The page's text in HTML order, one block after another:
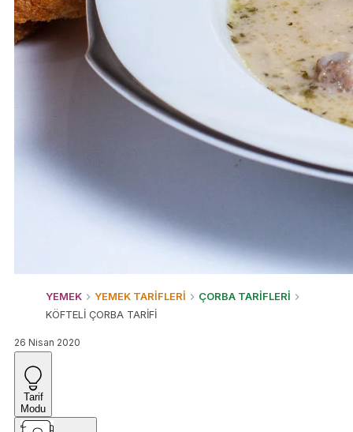
YEMEK YEMEK TARİFLERİ
ÇORBA TARİFLERİ
KÖFTELİ ÇORBA TARİFİ
26 Nisan 2020
Tarif
Modu